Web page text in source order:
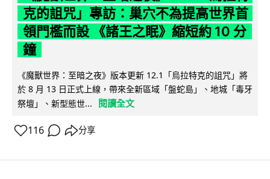
克的詛咒」專訪：巢穴不為提高世界首
領門檻而設 《諸王之眠》縮短約 10 分
鐘
《魔獸世界：至暗之夜》版本更新 12.1「烏拉特克的詛咒」將
於 8 月 13 日正式上線，帶來全新區域「盤蛇島」、地城「毒牙
祭壇」、新型態世...
閱讀全文
116 分享